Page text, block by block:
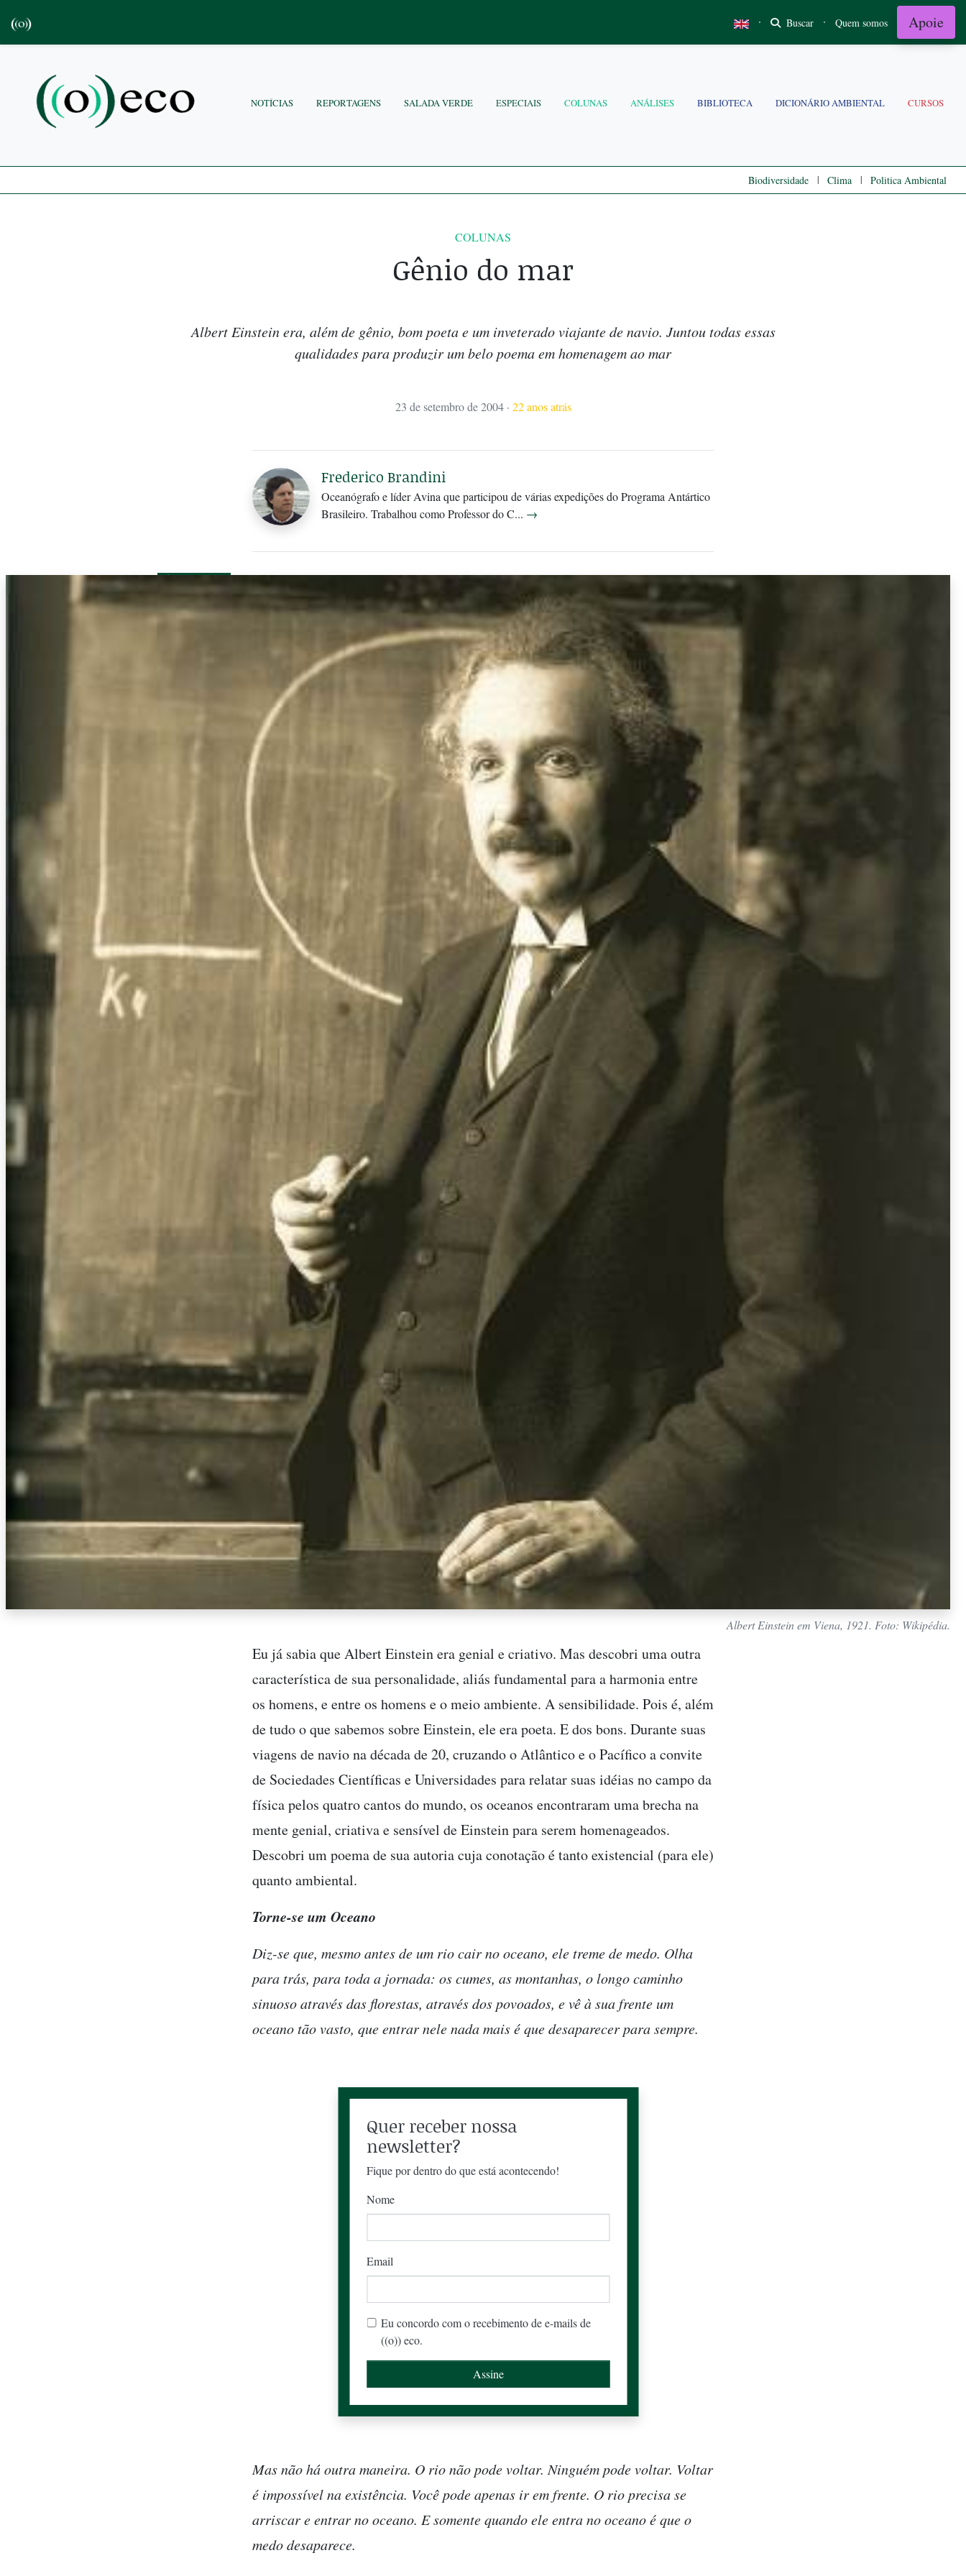
· Buscar · Quem somos Apoie
NOTÍCIAS REPORTAGENS SALADA VERDE ESPECIAIS COLUNAS ANÁLISES BIBLIOTECA DICIONÁRIO AMBIENTAL CURSOS
Biodiversidade | Clima | Politica Ambiental
COLUNAS
Gênio do mar
Albert Einstein era, além de gênio, bom poeta e um inveterado viajante de navio. Juntou todas essas
qualidades para produzir um belo poema em homenagem ao mar
23 de setembro de 2004 · 22 anos atrás
Frederico Brandini
Oceanógrafo e líder Avina que participou de várias expedições do Programa Antártico
Brasileiro. Trabalhou como Professor do C... →
Biodiversidade
mar
Albert Einstein em Viena, 1921. Foto: Wikipédia.
Eu já sabia que Albert Einstein era genial e criativo. Mas descobri uma outra
característica de sua personalidade, aliás fundamental para a harmonia entre
os homens, e entre os homens e o meio ambiente. A sensibilidade. Pois é, além
de tudo o que sabemos sobre Einstein, ele era poeta. E dos bons. Durante suas
viagens de navio na década de 20, cruzando o Atlântico e o Pacífico a convite
de Sociedades Científicas e Universidades para relatar suas idéias no campo da
física pelos quatro cantos do mundo, os oceanos encontraram uma brecha na
mente genial, criativa e sensível de Einstein para serem homenageados.
Descobri um poema de sua autoria cuja conotação é tanto existencial (para ele)
quanto ambiental.
Torne-se um Oceano
Diz-se que, mesmo antes de um rio cair no oceano, ele treme de medo. Olha
para trás, para toda a jornada: os cumes, as montanhas, o longo caminho
sinuoso através das florestas, através dos povoados, e vê à sua frente um
oceano tão vasto, que entrar nele nada mais é que desaparecer para sempre.
Quer receber nossa
newsletter?
Fique por dentro do que está acontecendo!
Nome
Email
Eu concordo com o recebimento de e-mails de
((o)) eco.
Mas não há outra maneira. O rio não pode voltar. Ninguém pode voltar. Voltar
é impossível na existência. Você pode apenas ir em frente. O rio precisa se
arriscar e entrar no oceano. E somente quando ele entra no oceano é que o
medo desaparece.